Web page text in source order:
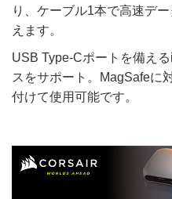
り、ケーブル1本で高速デ
えます。
USB Type-Cポートを備え
スをサポート。MagSafeに
付けて使用可能です。